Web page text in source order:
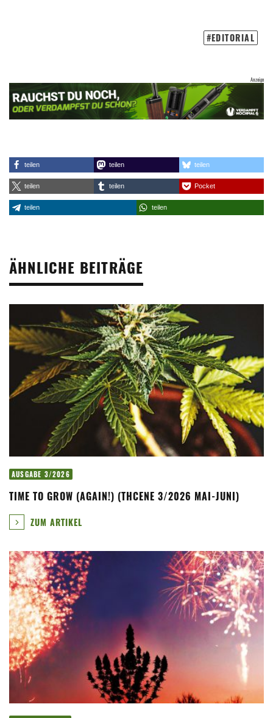
EDITORIAL
teilen teilen teilen
teilen teilen Pocket
teilen teilen
ÄHNLICHE BEITRÄGE
AUSGABE 3/2026
TIME TO GROW (AGAIN!) (THCENE 3/2026 MAI-JUNI)
ZUM ARTIKEL